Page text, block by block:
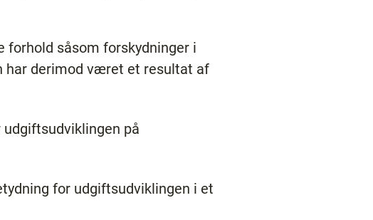
såsom forskydninger i
har derimod været et resultat af
på
for udgiftsudviklingen i et